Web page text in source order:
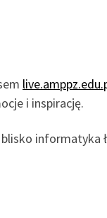
i inspirację.
informatyka